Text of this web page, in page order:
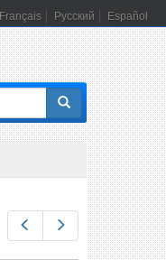
Français Русский Español
Next